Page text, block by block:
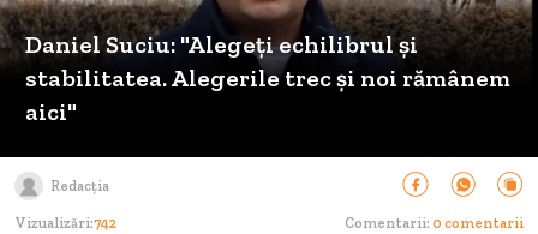
Daniel Suciu: "Alegeți echilibrul și
stabilitatea. Alegerile trec și noi rămânem
aici"
Redacția
Vizualizări:742 Comentarii: 0 comentarii